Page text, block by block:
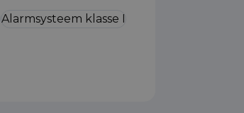
Alarmsysteem klasse I